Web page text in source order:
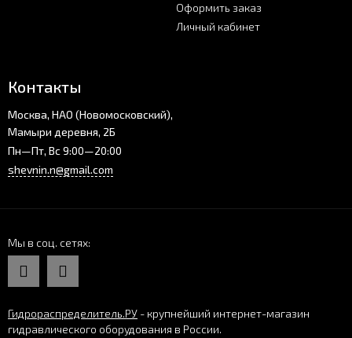
Оформить заказ
Личный кабинет
Контакты
Москва, НАО (Новомосковский),
Мамыри деревня, 2Б
Пн—Пт, Вс 9:00—20:00
shevnin.n@gmail.com
Мы в соц. сетях
Гидрораспределитель.РУ - крупнейший интернет-магазин
гидравлического оборудования в России.